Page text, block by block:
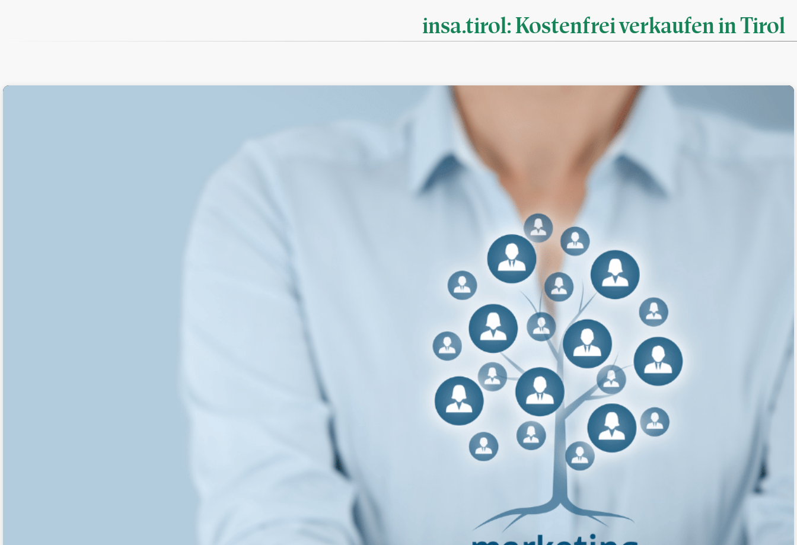
insa.tirol: Kostenfrei verkaufen in Tirol